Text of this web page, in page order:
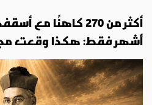
أكثر من 270 كاهنًا
أشهر فقط: هكذا وقعت